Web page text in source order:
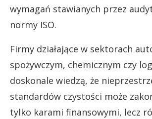
wymagań stawianych przez
normy ISO.
Firmy działające w sektorach
spożywczym, chemicznym czy
doskonale wiedzą, że
standardów czystości może
tylko karami finansowymi, lecz